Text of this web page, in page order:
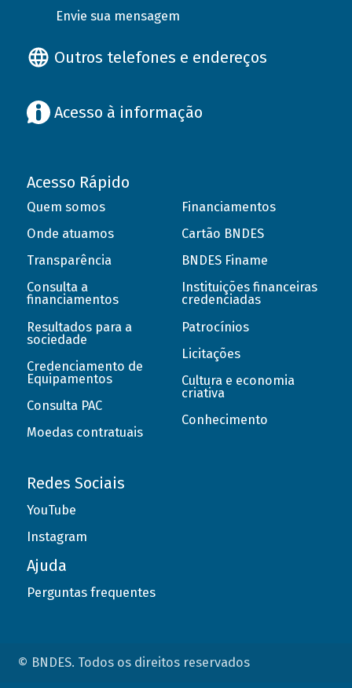
Envie sua mensagem
Outros telefones e endereços
Acesso à informação
Acesso Rápido
Quem somos
Onde atuamos
Transparência
Consulta a
financiamentos
Resultados para a
sociedade
Credenciamento de
Equipamentos
Consulta PAC
Moedas contratuais
Financiamentos
Cartão BNDES
BNDES Finame
Instituições financeiras
credenciadas
Patrocínios
Licitações
Cultura e economia
criativa
Conhecimento
Redes Sociais
YouTube
Instagram
Ajuda
Perguntas frequentes
© BNDES. Todos os direitos reservados